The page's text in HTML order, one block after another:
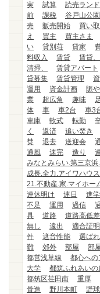
実
試算 読売ランド
前
課税 谷戸山公園
売
販売開始 買い
え
買主 買主さま
い
貸別荘 貸家
料収入
賃貸
賃貸
清掃、
賃貸アパート
貸募集
賃貸管理
運用
資金計画 賑
業
超広角 趣味
体
車 車2台 車3
車庫
軟式 転勤
く
返済 追い焚き
焚
退去 送迎会
通風
速完 造り
みなとみらい.第三京
成長.全力.アイワハウ
21.不動産.家.マイホー
連休明け
連日 進学
不足
運用 過信
具
道路 道路高低差
無し
遠出 適合証
件
遮音性能 選ば
難
郊外 部屋 部
都営浅草線
都心への
大学
都筑ふれあいの
都筑区荏田南
重厚
骨造
野川本町 野球